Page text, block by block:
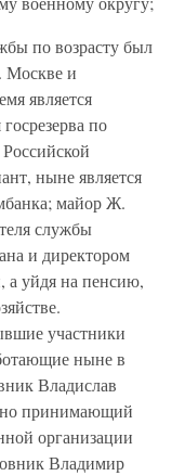
по возрасту был
Москве и
является
по
ныне является
майор Ж.
службы
и директором
а уйдя на пенсию,
участники
ныне в
Владислав
принимающий
организации
Владимир